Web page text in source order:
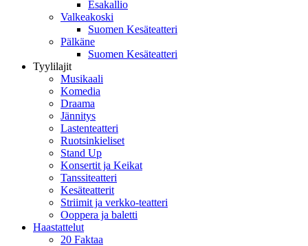
Esakallio
Valkeakoski
Suomen Kesäteatteri
Pälkäne
Suomen Kesäteatteri
Tyylilajit
Musikaali
Komedia
Draama
Jännitys
Lastenteatteri
Ruotsinkieliset
Stand Up
Konsertit ja Keikat
Tanssiteatteri
Kesäteatterit
Striimit ja verkko-teatteri
Ooppera ja baletti
Haastattelut
20 Faktaa